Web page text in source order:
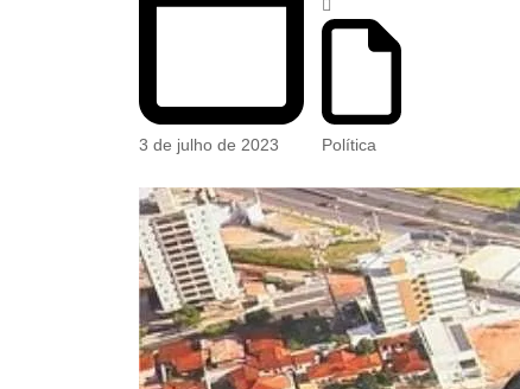
3 de julho de 2023 Política